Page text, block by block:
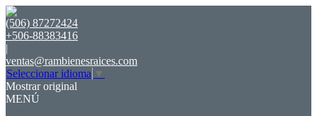
(506) 87272424
+506-88383416
|
ventas@rambienesraices.com
Seleccionar idioma ▼
Mostrar original
MENÚ